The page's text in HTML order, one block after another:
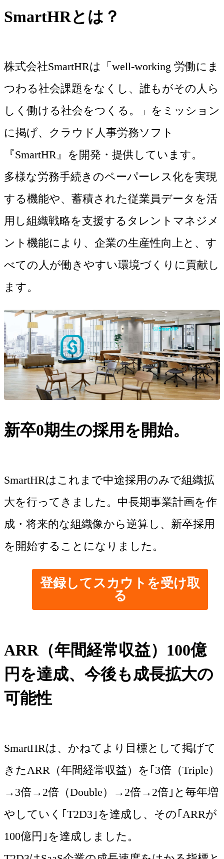
SmartHRとは？
株式会社SmartHRは「well-working 労働にま
つわる社会課題をなくし、誰もがその人ら
しく働ける社会をつくる。」をミッション
に掲げ、クラウド人事労務ソフト
『SmartHR』を開発・提供しています。
多様な労務手続きのペーパーレス化を実現
する機能や、蓄積された従業員データを活
用し組織戦略を支援するタレントマネジメ
ント機能により、企業の生産性向上と、す
べての人が働きやすい環境づくりに貢献し
新卒0期生の採用を開始。
SmartHRはこれまで中途採用のみで組織拡
大を行ってきました。中長期事業計画を作
成・将来的な組織像から逆算し、新卒採用
を開始することになりました。
登録してスカウトを受け取
る
ARR（年間経常収益）100億
円を達成、今後も成長拡大の
可能性
SmartHRは、かねてより目標として掲げて
きたARR（年間経常収益）を｢3倍（Triple）
→3倍→2倍（Double）→2倍→2倍｣と毎年増
やしていく｢T2D3｣を達成し、その｢ARRが
100億円｣を達成しました。